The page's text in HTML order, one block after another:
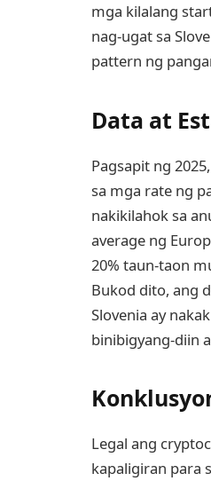
mga kilalang
nag-ugat sa
pattern ng
Data at
Pagsapit ng
sa mga rate ng
nakikilahok sa
average ng
20% taun-taon
Bukod dito, ang
Slovenia ay
binibigyang-diin
Legal ang
kapaligiran para